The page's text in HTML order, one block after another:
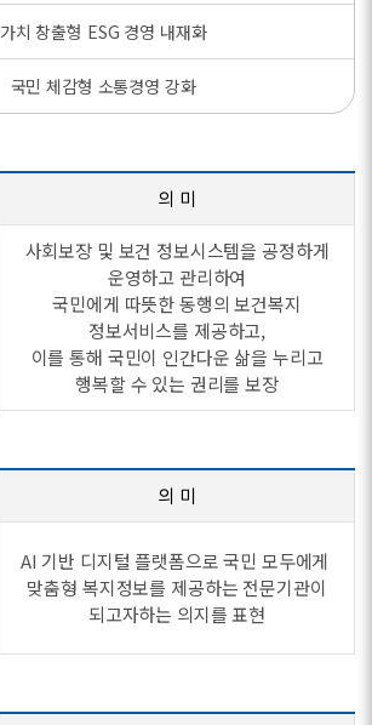
가치 창출형 ESG 경영 내재화
국민 체감형 소통경영 강화
의 미
사회보장 및 보건 정보시스템을 공정하게
운영하고 관리하여
국민에게 따뜻한 동행의 보건복지
정보서비스를 제공하고,
이를 통해 국민이 인간다운 삶을 누리고
행복할 수 있는 권리를 보장
의 미
AI 기반 디지털 플랫폼으로 국민 모두에게
맞춤형 복지정보를 제공하는 전문기관이
되고자하는 의지를 표현